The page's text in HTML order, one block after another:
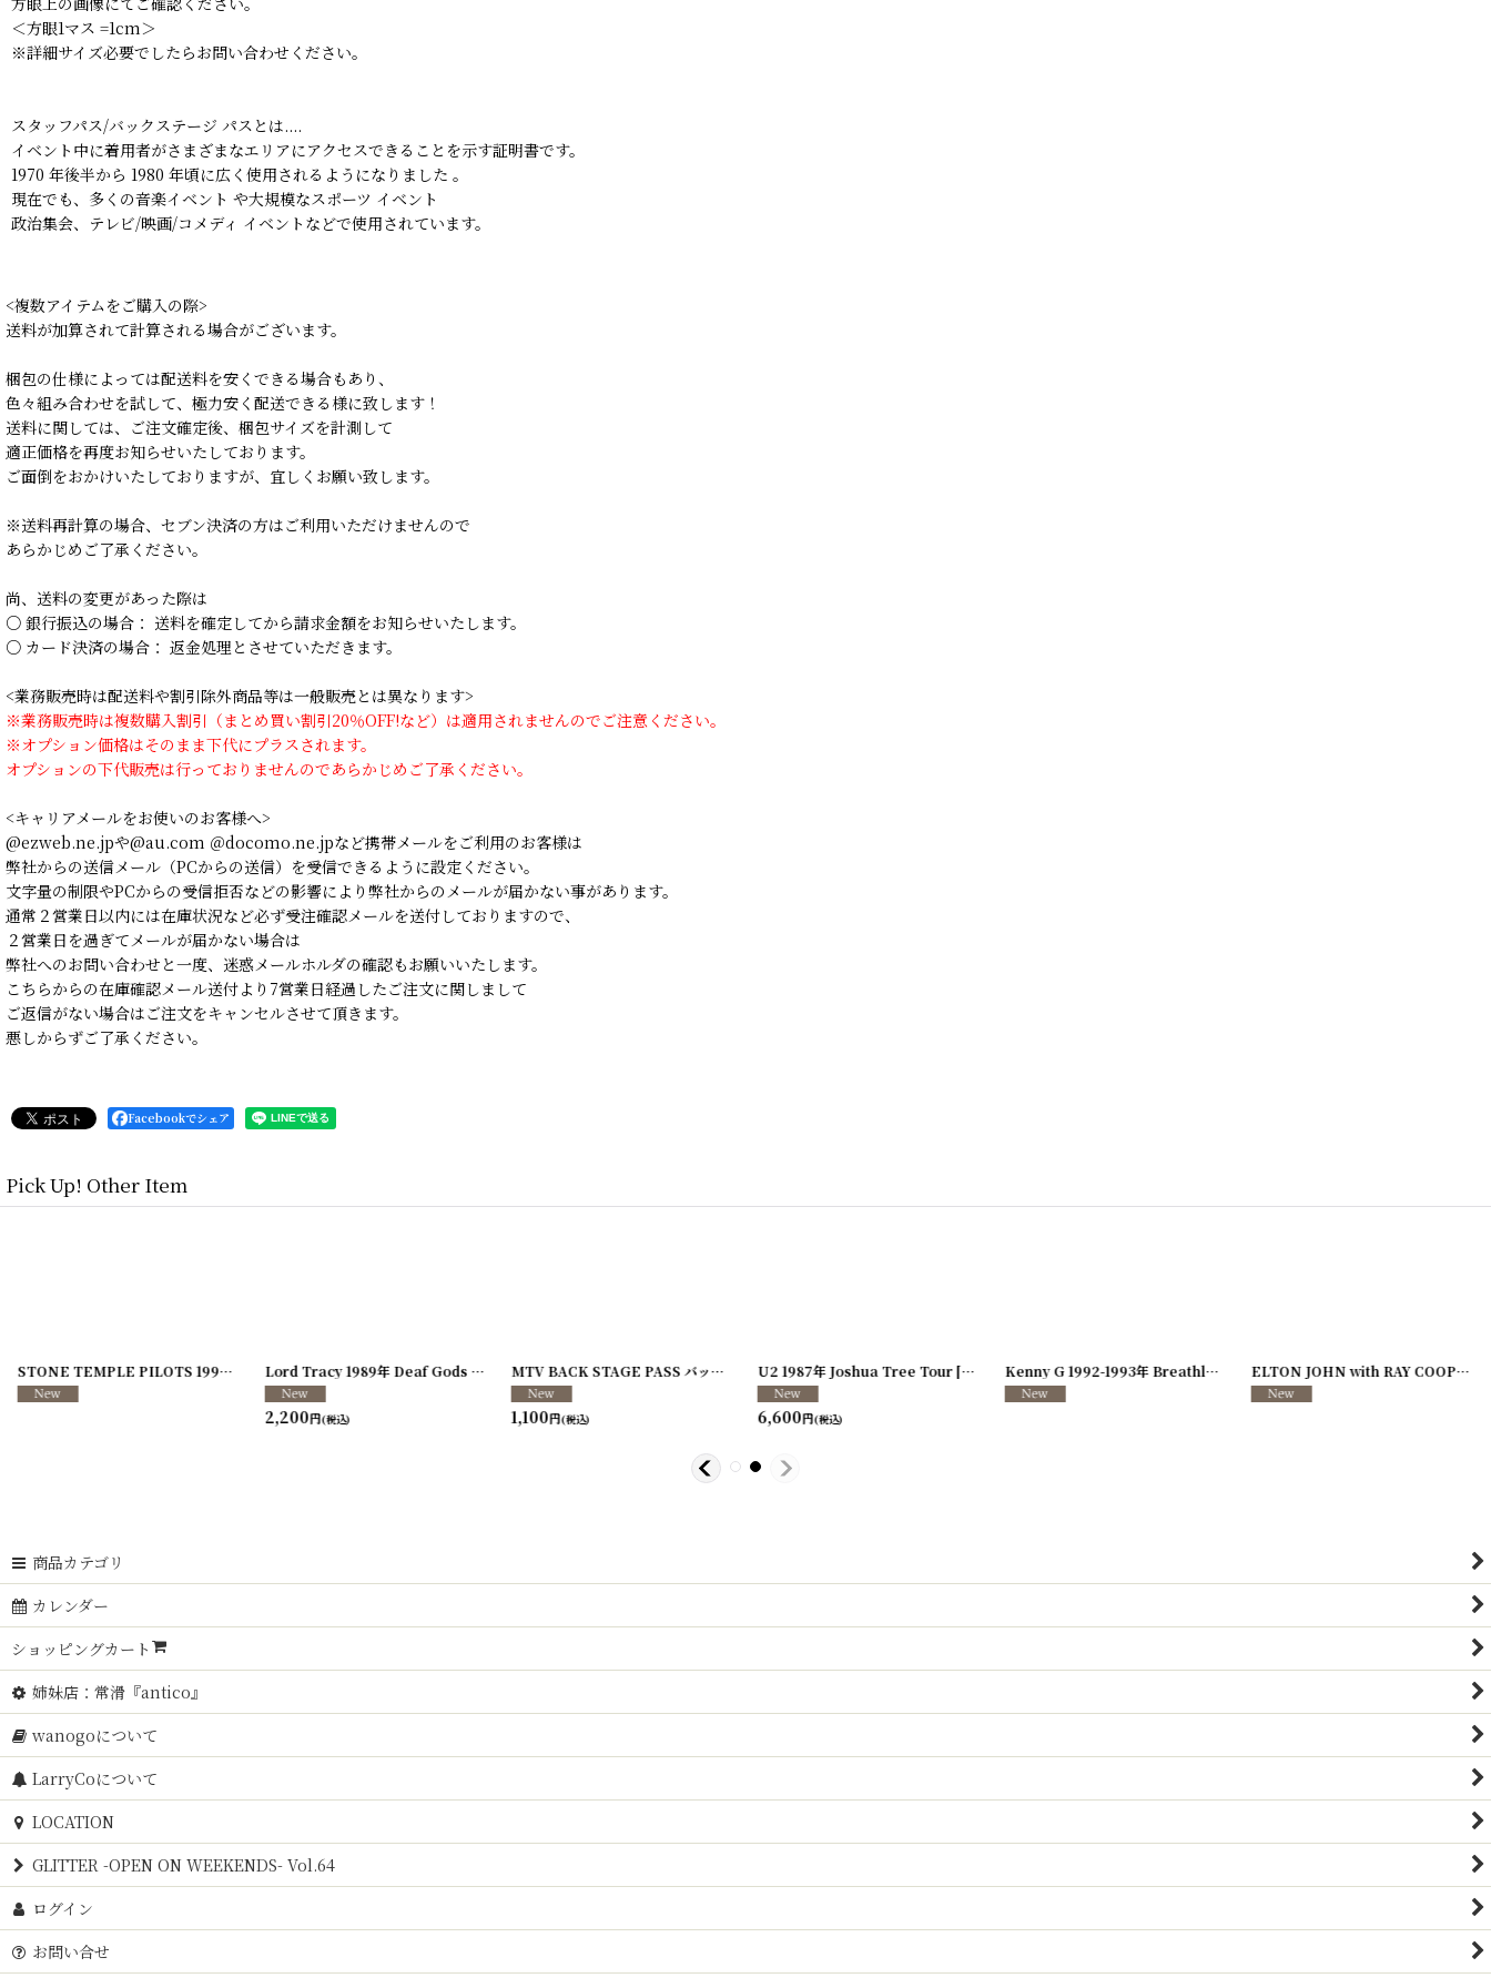
＜方眼1マス =1cm＞
※詳細サイズ必要でしたらお問い合わせください。
スタッフパス/バックステージ パスとは....
イベント中に着用者がさまざまなエリアにアクセスできることを示す証明書です。
1970 年後半から 1980 年頃に広く使用されるようになりました 。
現在でも、多くの音楽イベント や大規模なスポーツ イベント
政治集会、テレビ/映画/コメディ イベントなどで使用されています。
<複数アイテムをご購入の際>
送料が加算されて計算される場合がございます。
梱包の仕様によっては配送料を安くできる場合もあり、
色々組み合わせを試して、極力安く配送できる様に致します！
送料に関しては、ご注文確定後、梱包サイズを計測して
適正価格を再度お知らせいたしております。
ご面倒をおかけいたしておりますが、宜しくお願い致します。
※送料再計算の場合、セブン決済の方はご利用いただけませんので
あらかじめご了承ください。
尚、送料の変更があった際は
○ 銀行振込の場合： 送料を確定してから請求金額をお知らせいたします。
○ カード決済の場合： 返金処理とさせていただきます。
<業務販売時は配送料や割引除外商品等は一般販売とは異なります>
※業務販売時は複数購入割引（まとめ買い割引20％OFF!など）は適用されませんのでご注意ください。
※オプション価格はそのまま下代にプラスされます。
オプションの下代販売は行っておりませんのであらかじめご了承ください。
<キャリアメールをお使いのお客様へ>
@ezweb.ne.jpや@au.com ＠docomo.ne.jpなど携帯メールをご利用のお客様は
弊社からの送信メール（PCからの送信）を受信できるように設定ください。
文字量の制限やPCからの受信拒否などの影響により弊社からのメールが届かない事があります。
通常２営業日以内には在庫状況など必ず受注確認メールを送付しておりますので、
２営業日を過ぎてメールが届かない場合は
弊社へのお問い合わせと一度、迷惑メールホルダの確認もお願いいたします。
こちらからの在庫確認メール送付より7営業日経過したご注文に関しまして
ご返信がない場合はご注文をキャンセルさせて頂きます。
悪しからずご了承ください。
Facebookでシェア
Pick Up! Other Item
[250117-70] STONE TEMPLE PILOTS 1996-1997年 TOUR96/97 [241216-11] Lord Tracy 1989年 Deaf Gods of Babylon Tour [ 250117-80]
2,200円(税込)
MTV BACK STAGE PASS バックステージパス/スタッフパス [250213-26]
1,100円(税込)
U2 1987年 Joshua Tree Tour[250726-08]
6,600円(税込)
Kenny G 1992-1993年 Breathless Tour [250117-127] ELTON JOHN with RAY COOPER 1995年 Evening Tour
商品カテゴリ
カレンダー
ショッピングカート
姉妹店：常滑『antico』
wanogoについて
LarryCoについて
LOCATION
GLITTER -OPEN ON WEEKENDS- Vol.64
ログイン
お問い合せ